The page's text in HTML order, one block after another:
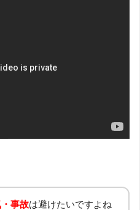
事故は避けたいですよね